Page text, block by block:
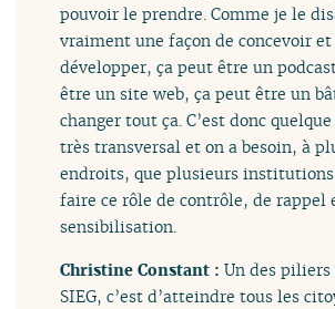
pouvoir le prendre. Comme je le
vraiment une façon de concevoir et
développer, ça peut être un
être un site web, ça peut être un
changer tout ça. C’est donc quelque
très transversal et on a besoin, à
endroits, que plusieurs
faire ce rôle de contrôle, de rappel
sensibilisation.
Christine Constant :Un des piliers
SIEG, c’est d’atteindre tous les